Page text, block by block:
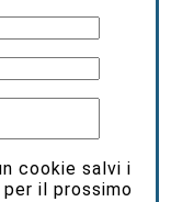
cookie salvi i
il prossimo